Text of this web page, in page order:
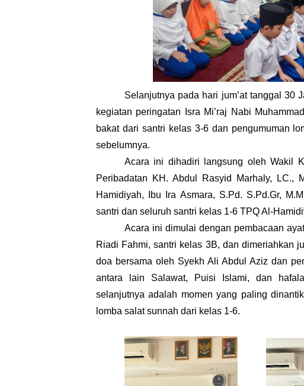
Selanjutnya pada hari jum’at tanggal 30
kegiatan peringatan Isra Mi’raj Nabi
bakat dari santri kelas 3-6 dan pengumuman
sebelumnya.
Acara ini dihadiri langsung oleh Wakil
Peribadatan KH. Abdul Rasyid Marhaly,
Hamidiyah, Ibu Ira Asmara, S.Pd. S.Pd.Gr,
santri dan seluruh santri kelas 1-6 TPQ Al-
Acara ini dimulai dengan pembacaan
Riadi Fahmi, santri kelas 3B, dan dimeriahkan
doa bersama oleh Syekh Ali Abdul Aziz dan
antara lain Salawat, Puisi Islami, dan
selanjutnya adalah momen yang paling
lomba salat sunnah dari kelas 1-6.